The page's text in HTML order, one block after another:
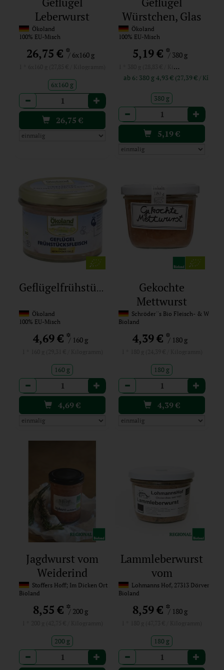
Leberwurst
(Gebindeartikel)
Ökoland
100% EU-Misch
26,75 €*/ 6x160 g
6x160 g
Anzahl
26,75€
Würstchen, Glas
Ökoland
100% EU-Misch
5,19 €*/ 380 g
1 * 380 g (28,83 € / Kilogramm)
ab 6: 380 g 4,93 € (27,39 € /
380 g
Anzahl
5,19€
Geflügelfrühstücksfleisch
Ökoland
100% EU-Misch
4,69 €*/ 160 g
160 g
Anzahl
4,69€
Gekochte
Mettwurst
Schröder''s Bio Fleisch- & Wurst
Bioland
4,39 €*/ 180 g
180 g
Anzahl
4,39€
Jagdwurst vom
Weiderind
Stoffers Hoff; Im Dicken Ort 22, 27283 Verden-Eitze
Bioland
8,55 €*/ 200 g
200 g
Anzahl
Lammleberwurst
vom
Rauhwolligen
Pommerschen
Landschaf
Lohmanns Hof, 27313 Dörverden
Bioland
8,59 €*/ 180 g
180 g
Anzahl